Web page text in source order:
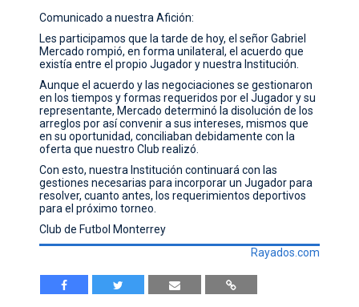
FUERZAS BÁSICAS
RESPONSABILIDAD SOCIAL
TAQUILLA
TIENDA
ESTADIO
PRENSA
CONTACTO
Comunicado a nuestra Afición:
Les participamos que la tarde de hoy, el señor Gabriel
Mercado rompió, en forma unilateral, el acuerdo que
existía entre el propio Jugador y nuestra Institución.
Aunque el acuerdo y las negociaciones se gestionaron
en los tiempos y formas requeridos por el Jugador y su
representante, Mercado determinó la disolución de los
arreglos por así convenir a sus intereses, mismos que
en su oportunidad, conciliaban debidamente con la
oferta que nuestro Club realizó.
Con esto, nuestra Institución continuará con las
gestiones necesarias para incorporar un Jugador para
resolver, cuanto antes, los requerimientos deportivos
para el próximo torneo.
Club de Futbol Monterrey
Rayados.com